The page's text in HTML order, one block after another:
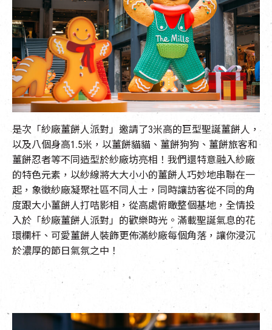
是次「紗廠薑餅人派對」邀請了3米高的巨型聖誕薑餅人，
以及八個身高1.5米，以薑餅貓貓、薑餅狗狗、薑餅旅客和
薑餅忍者等不同造型於紗廠坊亮相！我們還特意融入紗廠
的特色元素，以紗線將大大小小的薑餅人巧妙地串聯在一
起，象徵紗廠凝聚社區不同人士，同時讓訪客從不同的角
度跟大小薑餅人打咭影相，從高處俯瞰整個基地，全情投
入於「紗廠薑餅人派對」的歡樂時光。滿載聖誕氣息的花
環欄杆、可愛薑餅人裝飾更佈滿紗廠每個角落，讓你浸沉
於濃厚的節日氣氛之中！